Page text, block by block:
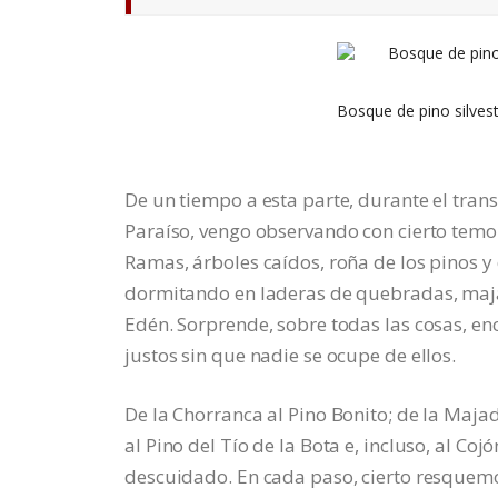
Bosque de pino
De un tiempo a esta parte, durante el
Paraíso, vengo observando con cierto
Ramas, árboles caídos, roña de los pinos
dormitando en laderas de quebradas,
Edén. Sorprende, sobre todas las cosas,
justos sin que nadie se ocupe de ellos.
De la Chorranca al Pino Bonito; de la
al Pino del Tío de la Bota e, incluso, al
descuidado. En cada paso, cierto